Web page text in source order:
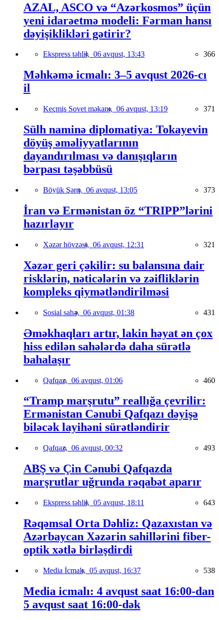
AZAL, ASCO və “Azərkosmos” üçün
yeni idarəetmə modeli: Fərman hansı
dəyişiklikləri gətirir?
Ekspress təhlil, 06 avqust, 13:43 366
Məhkəmə icmalı: 3–5 avqust 2026-cı
il
Keçmiş Sovet məkanı, 06 avqust, 13:19 371
Sülh naminə diplomatiya: Tokayevin
döyüş əməliyyatlarının
dayandırılması və danışıqların
bərpası təşəbbüsü
Böyük Şərq, 06 avqust, 13:05 373
İran və Ermənistan öz “TRIPP”lərini
hazırlayır
Xəzər hövzəsi, 06 avqust, 12:31 321
Xəzər geri çəkilir: su balansına dair
risklərin, nəticələrin və zəifliklərin
kompleks qiymətləndirilməsi
Sosial sahə, 06 avqust, 01:38 431
Əməkhaqları artır, lakin həyat ən çox
hiss edilən sahələrdə daha sürətlə
bahalaşır
Qafqaz, 06 avqust, 01:06 460
“Tramp marşrutu” reallığa çevrilir:
Ermənistan Cənubi Qafqazı dəyişə
biləcək layihəni sürətləndirir
Qafqaz, 06 avqust, 00:32 493
ABŞ və Çin Cənubi Qafqazda
marşrutlar uğrunda rəqabət aparır
Ekspress təhlil, 05 avqust, 18:11 643
Rəqəmsal Orta Dəhliz: Qazaxıstan və
Azərbaycan Xəzərin sahillərini fiber-
optik xətlə birləşdirdi
Media İcmalı, 05 avqust, 16:37 538
Media icmalı: 4 avqust saat 16:00-dan
5 avqust saat 16:00-dək